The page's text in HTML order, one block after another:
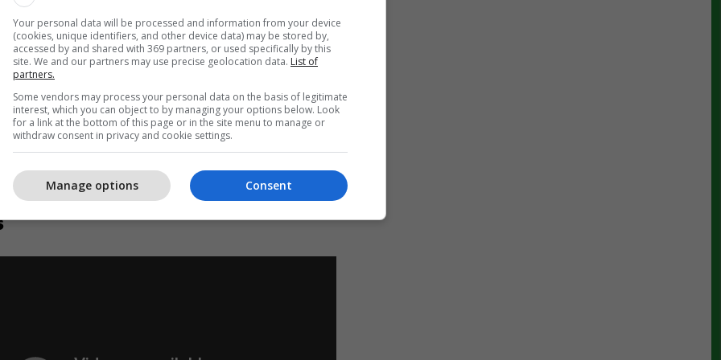
City
: 4 vjet / 3 milionë euro
Your personal data will be processed and information from your device
(cookies, unique identifiers, and other device data) may be stored by,
accessed by and shared with 369 partners, or used specifically by this
site. We and our partners may use precise geolocation data. List of
partners.
Some vendors may process your personal data on the basis of legitimate
interest, which you can object to by managing your options below. Look
for a link at the bottom of this page or in the site menu to manage or
withdraw consent in privacy and cookie settings.
Consent
Manage options